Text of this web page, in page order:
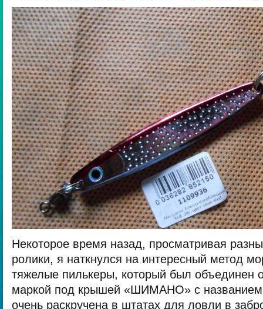
Некоторое время назад, просматривая
ролики, я наткнулся на интересный метод
тяжелые пилькеры, который был объединен
маркой под крышей «ШИМАНО» с
очень раскручена в штатах для ловли в